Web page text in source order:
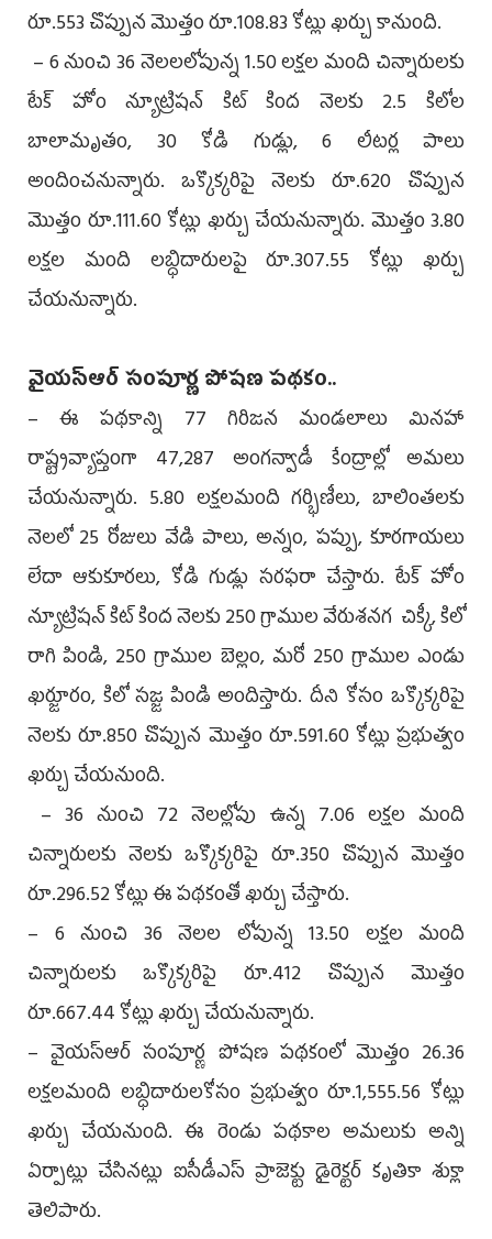
రూ.553 చొప్పున మొత్తం రూ.108.83 కోట్లు ఖర్చు కానుంది.
– 6 నుంచి 36 నెలలలోపున్న 1.50 లక్షల మంది చిన్నారులకు
టేక్‌ హోం న్యూట్రిషన్‌ కిట్‌ కింద నెలకు 2.5 కిలోల
బాలామృతం, 30 కోడి గుడ్లు, 6 లీటర్ల పాలు
అందించనున్నారు. ఒక్కొక్కరిపై నెలకు రూ.620 చొప్పున
మొత్తం రూ.111.60 కోట్లు ఖర్చు చేయనున్నారు. మొత్తం 3.80
లక్షల మంది లబ్ధిదారులపై రూ.307.55 కోట్లు ఖర్చు
చేయనున్నారు.
వైయ‌స్ఆర్‌‌ సంపూర్ణ పోషణ పథకం..
– ఈ పథకాన్ని 77 గిరిజన మండలాలు మినహా
రాష్ట్రవ్యాప్తంగా 47,287 అంగన్వాడీ కేంద్రాల్లో అమలు
చేయనున్నారు. 5.80 లక్షలమంది గర్భిణీలు, బాలింతలకు
నెలలో 25 రోజులు వేడి పాలు, అన్నం, పప్పు, కూరగాయలు
లేదా ఆకుకూరలు, కోడి గుడ్లు సరఫరా చేస్తారు. టేక్‌ హోం
న్యూట్రిషన్‌ కిట్‌ కింద నెలకు 250 గ్రాముల వేరుశనగ చిక్కీ, కిలో
రాగి పిండి, 250 గ్రాముల బెల్లం, మరో 250 గ్రాముల ఎండు
ఖర్జూరం, కిలో సజ్జ పిండి అందిస్తారు. దీని కోసం ఒక్కొక్కరిపై
నెలకు రూ.850 చొప్పున మొత్తం రూ.591.60 కోట్లు ప్రభుత్వం
ఖర్చు చేయనుంది.
– 36 నుంచి 72 నెలల్లోపు ఉన్న 7.06 లక్షల మంది
చిన్నారులకు నెలకు ఒక్కొక్కరిపై రూ.350 చొప్పున మొత్తం
రూ.296.52 కోట్లు ఈ పథకంతో ఖర్చు చేస్తారు.
– 6 నుంచి 36 నెలల లోపున్న 13.50 లక్షల మంది
చిన్నారులకు ఒక్కొక్కరిపై రూ.412 చొప్పున మొత్తం
రూ.667.44 కోట్లు ఖర్చు చేయనున్నారు.
– వైయ‌స్ఆర్‌‌ సంపూర్ణ పోషణ పథకంలో మొత్తం 26.36
లక్షలమంది లబ్ధిదారులకోసం ప్రభుత్వం రూ.1,555.56 కోట్లు
ఖర్చు చేయనుంది. ఈ రెండు పథకాల అమలుకు అన్ని
ఏర్పాట్లు చేసినట్లు ఐసీడీఎస్‌ ప్రాజెక్టు డైరెక్టర్‌ కృతికా శుక్లా
తెలిపారు.